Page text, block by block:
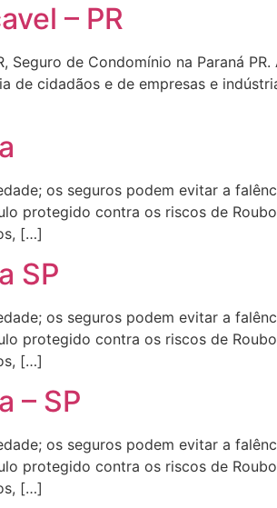
– PR
Seguro de Condomínio na Paraná
cidadãos e de empresas e
os seguros podem evitar a
protegido contra os riscos de
[…]
SP
os seguros podem evitar a
protegido contra os riscos de
[…]
– SP
os seguros podem evitar a
protegido contra os riscos de
[…]